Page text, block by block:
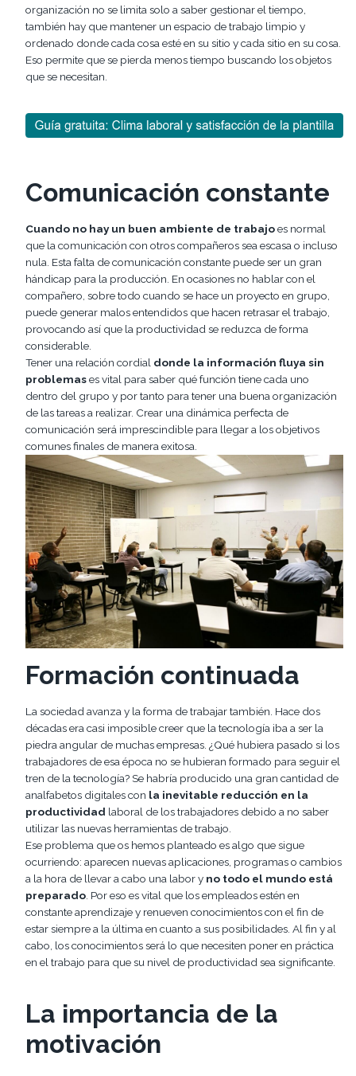
organización no se limita solo a saber gestionar el tiempo,
también hay que mantener un espacio de trabajo limpio y
ordenado donde cada cosa esté en su sitio y cada sitio en su cosa.
Eso permite que se pierda menos tiempo buscando los objetos
que se necesitan.
Comunicación constante
Cuando no hay un buen ambiente de trabajoes normal
que la comunicación con otros compañeros sea escasa o incluso
nula. Esta falta de comunicación constante puede ser un gran
hándicap para la producción. En ocasiones no hablar con el
compañero, sobre todo cuando se hace un proyecto en grupo,
puede generar malos entendidos que hacen retrasar el trabajo,
provocando así que la productividad se reduzca de forma
considerable.
Tener una relación cordial donde la información fluya sin
problemases vital para saber qué función tiene cada uno
dentro del grupo y por tanto para tener una buena organización
de las tareas a realizar. Crear una dinámica perfecta de
comunicación será imprescindible para llegar a los objetivos
comunes finales de manera exitosa.
Formación continuada
La sociedad avanza y la forma de trabajar también. Hace dos
décadas era casi imposible creer que la tecnología iba a ser la
piedra angular de muchas empresas. ¿Qué hubiera pasado si los
trabajadores de esa época no se hubieran formado para seguir el
tren de la tecnología? Se habría producido una gran cantidad de
analfabetos digitales con la inevitable reducción en la
productividad laboral de los trabajadores debido a no saber
utilizar las nuevas herramientas de trabajo.
Ese problema que os hemos planteado es algo que sigue
ocurriendo: aparecen nuevas aplicaciones, programas o cambios
a la hora de llevar a cabo una labor y no todo el mundo está
preparado . Por eso es vital que los empleados estén en
constante aprendizaje y renueven conocimientos con el fin de
estar siempre a la última en cuanto a sus posibilidades. Al fin y al
cabo, los conocimientos será lo que necesiten poner en práctica
en el trabajo para que su nivel de productividad sea significante.
La importancia de la
motivación